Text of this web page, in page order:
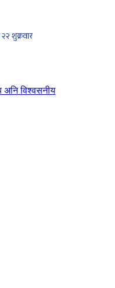
अनि विश्वसनीय